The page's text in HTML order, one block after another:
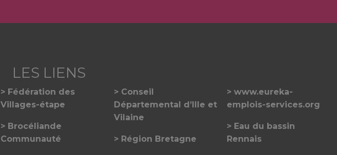
Fédération des
Villages-étape
Brocéliande
Communauté
Conseil
Départemental d’Ille et
Vilaine
Région Bretagne
www.eureka-
emplois-services.org
Eau du bassin
Rennais